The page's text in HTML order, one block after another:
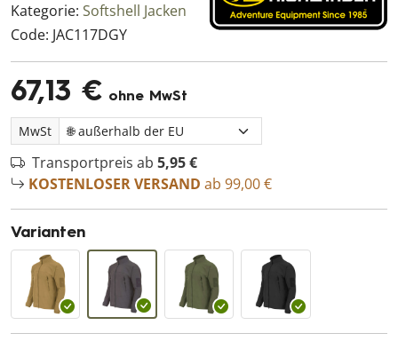
Kategorie: Softshell Jacken
Code: JAC117DGY
67,13 € ohne MwSt
MwSt
Transportpreis ab 5,95 €
KOSTENLOSER VERSAND ab 99,00 €
Varianten